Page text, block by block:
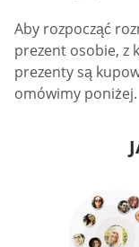
Aby rozpocząć
prezent osobie, z
prezenty są
omówimy poniżej.